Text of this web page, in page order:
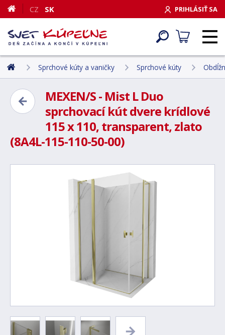
PRIHLÁSIŤ SA
CZ SK
Sprchové kúty a vaničky Sprchové kúty
MEXEN/S - Mist L Duo
sprchovací kút dvere krídlové
115 x 110, transparent, zlato
(8A4L-115-110-50-00)